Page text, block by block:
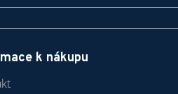
k nákupu